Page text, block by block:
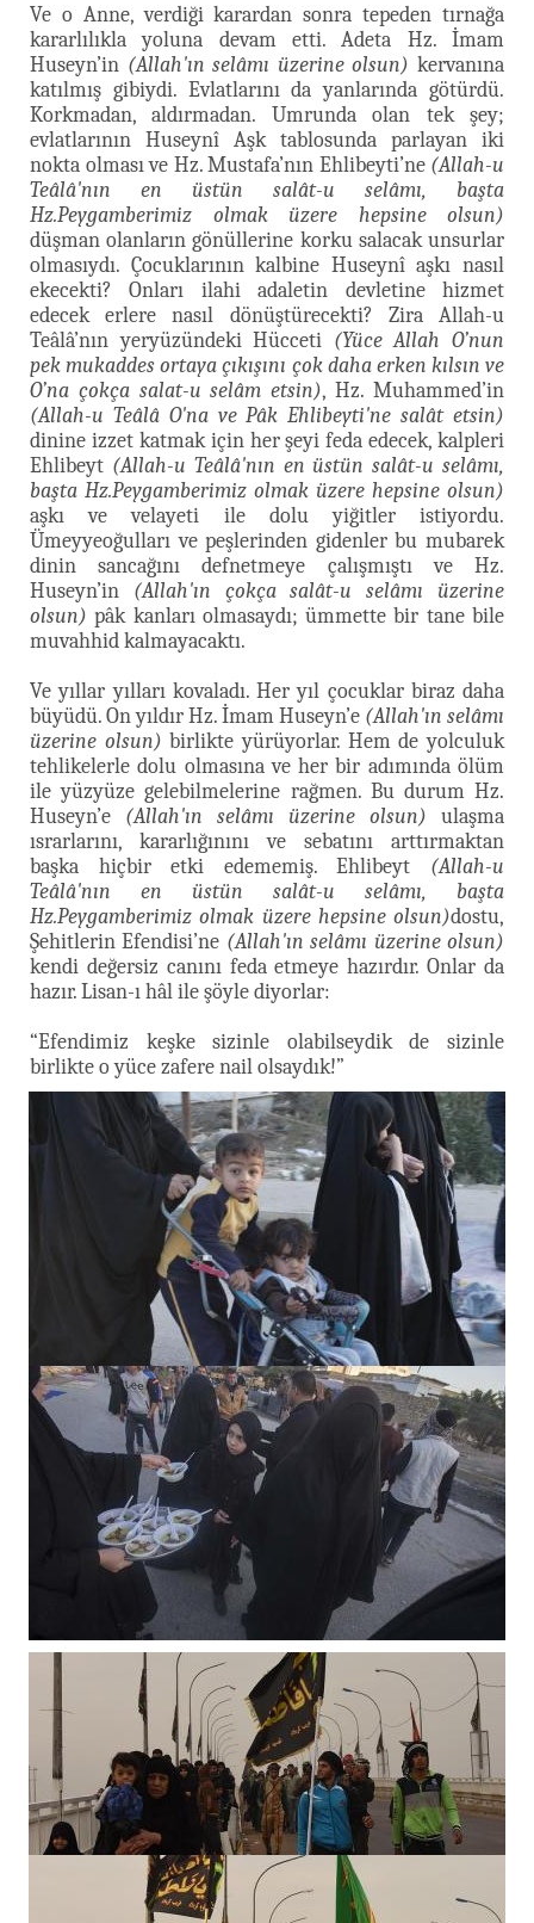
Ve o Anne, verdiği karardan sonra tepeden tırnağa
kararlılıkla yoluna devam etti. Adeta Hz. İmam
Huseyn’in (Allah'ın selâmı üzerine olsun) kervanına
katılmış gibiydi. Evlatlarını da yanlarında götürdü.
Korkmadan, aldırmadan. Umrunda olan tek şey;
evlatlarının Huseynî Aşk tablosunda parlayan iki
nokta olması ve Hz. Mustafa’nın Ehlibeyti’ne (Allah-u
Teâlâ'nın en üstün salât-u selâmı, başta
Hz.Peygamberimiz olmak üzere hepsine olsun)
düşman olanların gönüllerine korku salacak unsurlar
olmasıydı. Çocuklarının kalbine Huseynî aşkı nasıl
ekecekti? Onları ilahi adaletin devletine hizmet
edecek erlere nasıl dönüştürecekti? Zira Allah-u
Teâlâ’nın yeryüzündeki Hücceti (Yüce Allah O’nun
pek mukaddes ortaya çıkışını çok daha erken kılsın ve
O’na çokça salat-u selâm etsin), Hz. Muhammed’in
(Allah-u Teâlâ O'na ve Pâk Ehlibeyti'ne salât etsin)
dinine izzet katmak için her şeyi feda edecek, kalpleri
Ehlibeyt (Allah-u Teâlâ'nın en üstün salât-u selâmı,
başta Hz.Peygamberimiz olmak üzere hepsine olsun)
aşkı ve velayeti ile dolu yiğitler istiyordu.
Ümeyyeoğulları ve peşlerinden gidenler bu mubarek
dinin sancağını defnetmeye çalışmıştı ve Hz.
Huseyn’in (Allah'ın çokça salât-u selâmı üzerine
olsun) pâk kanları olmasaydı; ümmette bir tane bile
muvahhid kalmayacaktı.
Ve yıllar yılları kovaladı. Her yıl çocuklar biraz daha
büyüdü. On yıldır Hz. İmam Huseyn’e (Allah'ın selâmı
üzerine olsun) birlikte yürüyorlar. Hem de yolculuk
tehlikelerle dolu olmasına ve her bir adımında ölüm
ile yüzyüze gelebilmelerine rağmen. Bu durum Hz.
Huseyn’e (Allah'ın selâmı üzerine olsun) ulaşma
ısrarlarını, kararlığınını ve sebatını arttırmaktan
başka hiçbir etki edememiş. Ehlibeyt (Allah-u
Teâlâ'nın en üstün salât-u selâmı, başta
Hz.Peygamberimiz olmak üzere hepsine olsun)dostu,
Şehitlerin Efendisi’ne (Allah'ın selâmı üzerine olsun)
kendi değersiz canını feda etmeye hazırdır. Onlar da
hazır. Lisan-ı hâl ile şöyle diyorlar:
“Efendimiz keşke sizinle olabilseydik de sizinle
birlikte o yüce zafere nail olsaydık!”